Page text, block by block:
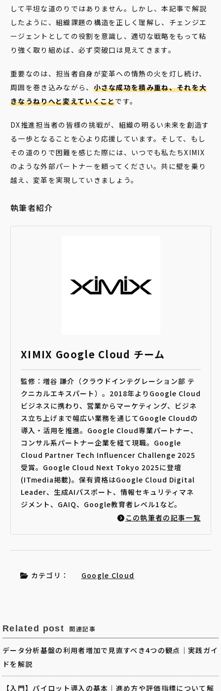
して平坦な道のりではありません。しかし、本記事で解説
したように、組織課題の構造を正しく理解し、チェンジエ
ージェントとしての役割を意識し、適切な戦略をもって粘
り強く取り組めば、必ず突破口は見えてきます。
重要なのは、担当者自身が変革への情熱の火を灯し続け、
周囲を巻き込みながら、 小さな成功を積み重ね、それを大
きなうねりへと変えていくことです。
DX推進担当者の皆様の挑戦が、組織の明るい未来を創造す
る一歩となることを心より応援しています。そして、もし
その道のりで困難を感じた際には、いつでも私たちXIMIX
のような外部パートナーを頼ってください。共に壁を乗り
越え、変革を実現していきましょう。
執筆者紹介
XIMIX Google Cloud チーム
監修：増谷 謙介（クラウドインテグレーション部 テ
クニカルエキスパート）。2018年よりGoogle Cloud
ビジネスに携わり、営業からマーケティング、ビジネ
ス立ち上げまで幅広い業務を通じてGoogle Cloudの
導入・活用を推進。Google Cloud専業パートナー、
コンサル系パートナー企業を経て現職。Google
Cloud Partner Tech Influencer Challenge 2025
受賞。Google Cloud Next Tokyo 2025に登壇
(ITmedia掲載)。保有資格はGoogle Cloud Digital
Leader、生成AIパスポート、情報セキュリティマネ
ジメント、GAIQ、Google教育者レベル1など。
この執筆者の記事一覧
カテゴリ： Google Cloud
Related post 関連記事
データ分析基盤の利用者増加で見直すべき4つの観点｜実践ガイ
ドを解説
【入門】パイロット導入の基本｜進め方や評価指標について解